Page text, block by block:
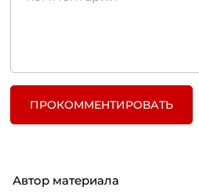
Автор материала
ПРОКОММЕНТИРОВАТЬ